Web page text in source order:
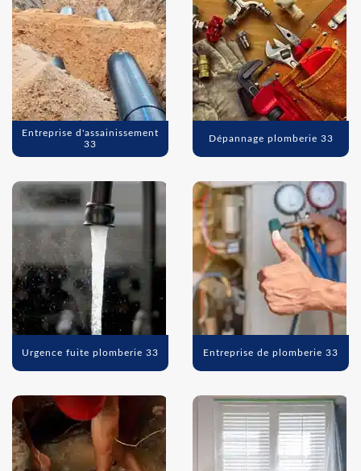
Entreprise d'assainissement
33
Dépannage plomberie 33
Urgence fuite plomberie 33 Entreprise de plomberie 33